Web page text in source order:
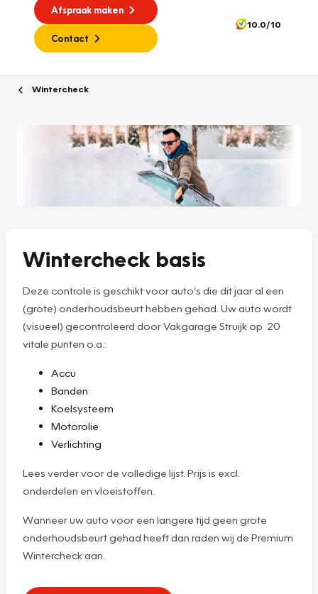
Afspraak maken
Contact
10.0/10
Wintercheck
Wintercheck basis
Deze controle is geschikt voor auto’s die dit jaar al een
(grote) onderhoudsbeurt hebben gehad. Uw auto wordt
(visueel) gecontroleerd door Vakgarage Struijk op 20
vitale punten o.a.:
Accu
Banden
Koelsysteem
Motorolie
Verlichting
Lees verder voor de volledige lijst. Prijs is excl.
onderdelen en vloeistoffen.
Wanneer uw auto voor een langere tijd geen grote
onderhoudsbeurt gehad heeft dan raden wij de Premium
Wintercheck aan.